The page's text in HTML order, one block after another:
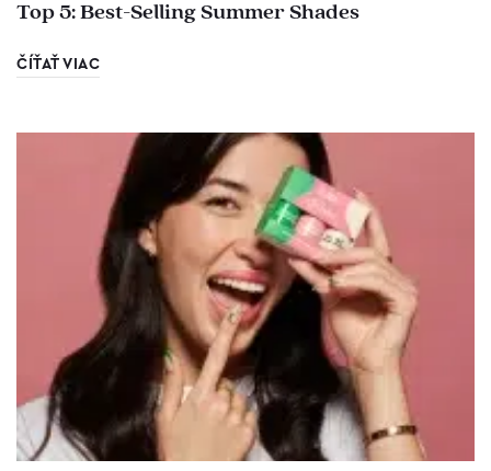
Top 5: Best-Selling Summer Shades
ČÍŤAŤ VIAC